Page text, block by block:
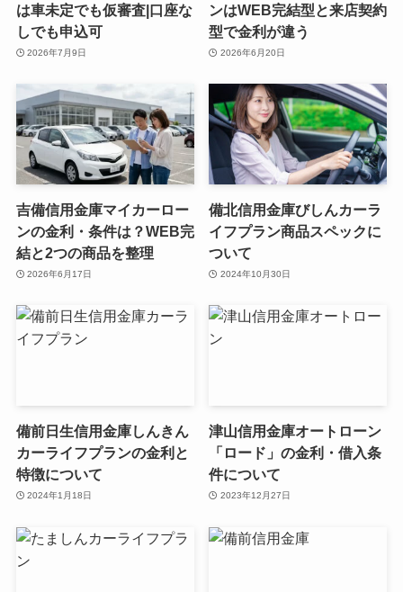
は車未定でも仮審査|口座な
しでも申込可
2026年7月9日
ンはWEB完結型と来店契約
型で金利が違う
2026年6月20日
吉備信用金庫マイカーロー
ンの金利・条件は？WEB完
結と2つの商品を整理
2026年6月17日
備北信用金庫びしんカーラ
イフプラン商品スペックに
ついて
2024年10月30日
備前日生信用金庫しんきん
カーライフプランの金利と
特徴について
2024年1月18日
津山信用金庫オートローン
「ロード」の金利・借入条
件について
2023年12月27日